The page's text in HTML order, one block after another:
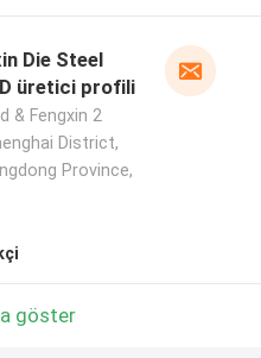
Die Steel
üretici profili
& Fengxin 2
District,
Province,
göster